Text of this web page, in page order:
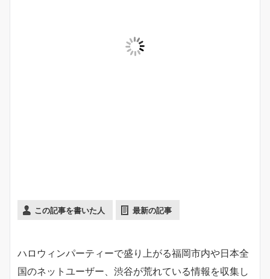
この記事を書いた人 最新の記事
ハロウィンパーティーで盛り上がる福岡市内や日本全
国のネットユーザー、渋谷が荒れている情報を収集し